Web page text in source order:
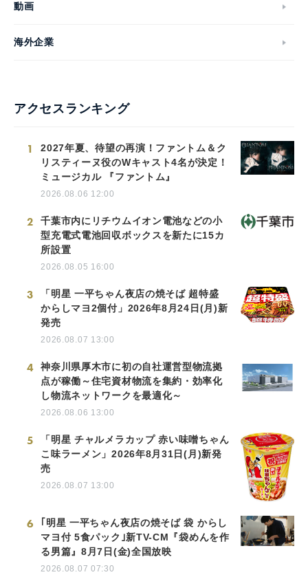
動画
海外企業
アクセスランキング
1
2027年夏、待望の再演！ファントム＆ク
リスティーヌ役のWキャスト4名が決定！
ミュージカル 『ファントム』
2026.08.06 12:00
2
千葉市内にリチウムイオン電池などの小
型充電式電池回収ボックスを新たに15カ
所設置
2026.08.05 16:00
3
「明星 一平ちゃん夜店の焼そば 超特盛
からしマヨ2個付」2026年8月24日(月)新
発売
2026.08.07 13:00
4
神奈川県厚木市に初の自社運営型物流拠
点が稼働～住宅資材物流を集約・効率化
し物流ネットワークを最適化～
2026.08.06 13:00
5
「明星 チャルメラカップ 赤い味噌ちゃん
こ味ラーメン」2026年8月31日(月)新発
売
2026.08.07 13:00
6
｢明星 一平ちゃん夜店の焼そば 袋 からし
マヨ付 5食パック｣新TV-CM『袋めんを作
る男篇』8月7日(金)全国放映
2026.08.07 07:30